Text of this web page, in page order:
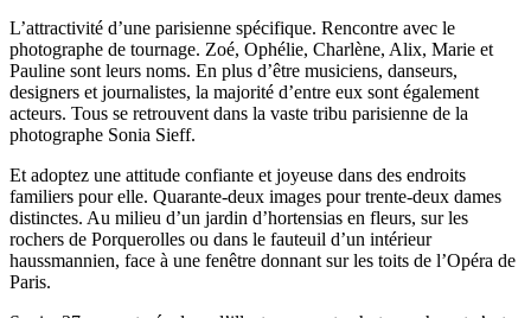
L’attractivité d’une parisienne spécifique. Rencontre avec le
photographe de tournage. Zoé, Ophélie, Charlène, Alix, Marie et
Pauline sont leurs noms. En plus d’être musiciens, danseurs,
designers et journalistes, la majorité d’entre eux sont également
acteurs. Tous se retrouvent dans la vaste tribu parisienne de la
photographe Sonia Sieff.
Et adoptez une attitude confiante et joyeuse dans des endroits
familiers pour elle. Quarante-deux images pour trente-deux dames
distinctes. Au milieu d’un jardin d’hortensias en fleurs, sur les
rochers de Porquerolles ou dans le fauteuil d’un intérieur
haussmannien, face à une fenêtre donnant sur les toits de l’Opéra de
Paris.